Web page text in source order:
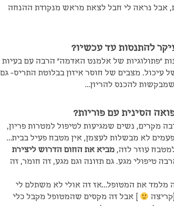
אבל נראה לי חבל לצאת מראש מנקודת ההנחה
להתנסות עד עכשיו?
"פתולוגיות של אלמנט האדמה" הרבה עם בעיות
עיכול. מצבים של חוסר איזון בבלוטת התריס- גם
להכנס להריון…
הסינית עם פוריות?
מקרים, נשים שמגיעות לטיפול למטרות פריון,
לא מבשלות לעצמן, אין מטבח פעיל בבית…
עוזר לזה, מביא את החום הדרוש ליצירת
טיפולי מגע. גם תזונה וגם מגע, זה חומר, זה
מלמד את המטופל…אז זה אולי לא משתלם לי
] אבל זה מקסים שהמטופל מקבל כלי